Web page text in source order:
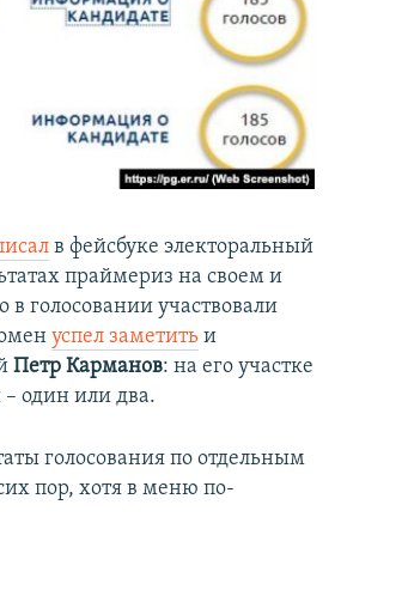
в фейсбуке электоральный
праймериз на своем и
голосовании участвовали
успел заметить и
Петр Карманов: на его участке
– один или два.
голосования по отдельным
пор, хотя в меню по-